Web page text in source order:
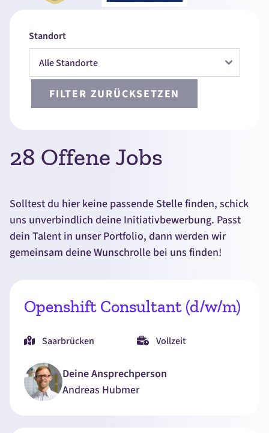
Standort
FILTER ZURÜCKSETZEN
28 Offene Jobs
Solltest du hier keine passende Stelle finden, schick
uns unverbindlich deine Initiativbewerbung. Passt
dein Talent in unser Portfolio, dann werden wir
gemeinsam deine Wunschrolle bei uns finden!
Openshift Consultant (d/w/m)
Saarbrücken Vollzeit
Deine Ansprechperson
Andreas Hubmer